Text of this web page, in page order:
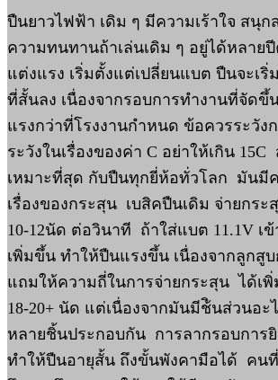
ปืนยาวไฟฟ้า เดิม ๆ มีความเร้าใจ สนุก
ความทนทานถ้าเล่นเดิม ๆ อยู่ได้หลาย
แต่งแรง เริ่มตั้งแต่เปลี่ยนแบต ปืนจะเริ่
ที่สั้นลง เนื่องจากรอบการทำงานที่จัดขึ้
แรงกว่าที่โรงงานกำหนด ข้อควรระวัง
ระวังในเรื่องของค่า C อย่าให้เกิน 15C
เหมาะที่สุด กับปืนทุกยี่ห้อทั่วโลก มันมี
เรื่องของกระสุน เบสิคปืนเดิม จ่ายกร
10-12นัด ต่อวินาที ถ้าใส่แบต 11.1V เ
เพิ่มขึ้น ทำให้ปืนแรงขึ้น เนื่องจากลูกสู
แถมให้ความถี่ในการจ่ายกระสุน ได้เ
18-20+ นัด แต่เนื่องจากมันมีช้ินส่วนอะ
หลายชิ้นประกอบกัน การลากรอบการยิ
ทำให้ปืนอายุสั้น ถึงขั้นพังคามือได้ คน